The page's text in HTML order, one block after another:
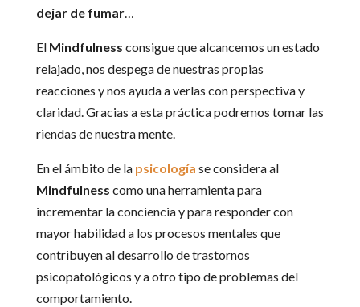
dejar de fumar…
El Mindfulness consigue que alcancemos un estado
relajado, nos despega de nuestras propias
reacciones y nos ayuda a verlas con perspectiva y
claridad. Gracias a esta práctica podremos tomar las
riendas de nuestra mente.
En el ámbito de la psicología se considera al
Mindfulness como una herramienta para
incrementar la conciencia y para responder con
mayor habilidad a los procesos mentales que
contribuyen al desarrollo de trastornos
psicopatológicos y a otro tipo de problemas del
comportamiento.